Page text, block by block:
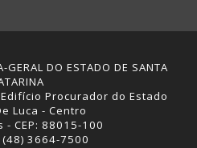
GERAL DO ESTADO DE SANTA
Procurador do Estado
Luca - Centro
CEP: 88015-100
3664-7500